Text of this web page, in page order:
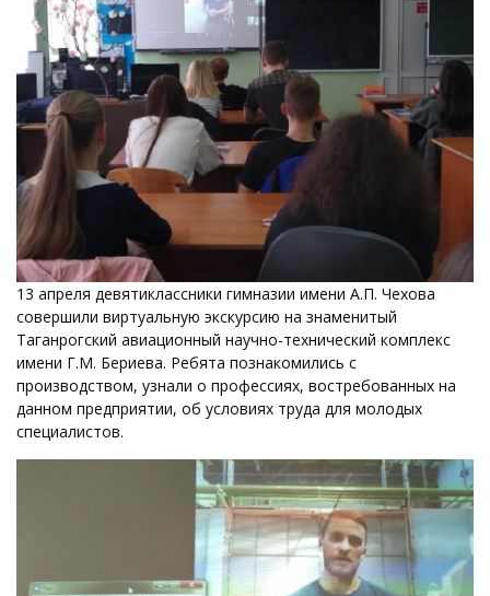
13 апреля девятиклассники гимназии имени А.П. Чехова
совершили виртуальную экскурсию на знаменитый
Таганрогский авиационный научно-технический комплекс
имени Г.М. Бериева. Ребята познакомились с
производством, узнали о профессиях, востребованных на
данном предприятии, об условиях труда для молодых
специалистов.